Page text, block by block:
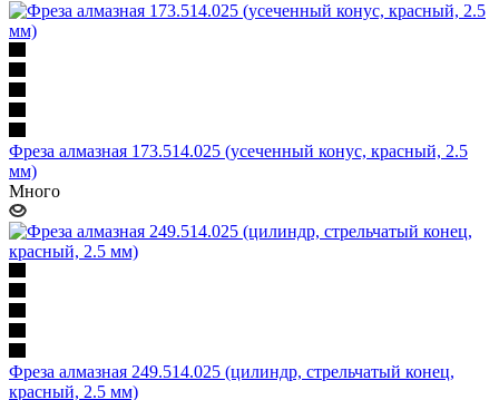
Фреза алмазная 173.514.025 (усеченный конус, красный, 2.5
мм)
Много
Фреза алмазная 249.514.025 (цилиндр, стрельчатый конец,
красный, 2.5 мм)